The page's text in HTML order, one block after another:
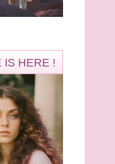
Noela
IS HERE !